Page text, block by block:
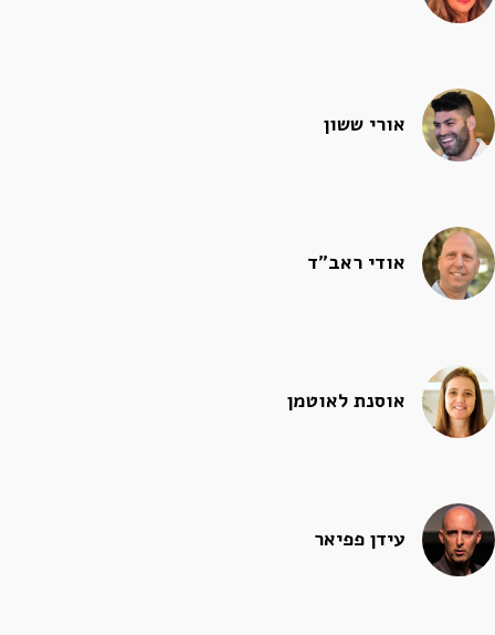
אורי ששון
אודי ראב"ד
אוסנת לאוטמן
עידן פפיאר